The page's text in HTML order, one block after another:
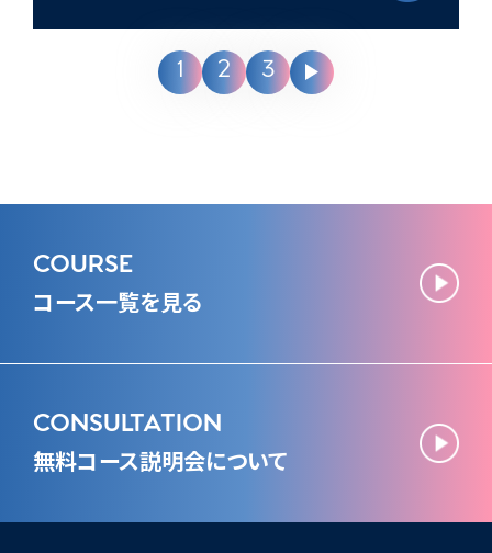
1 2 3
COURSE
コース一覧を見る
CONSULTATION
無料コース説明会について